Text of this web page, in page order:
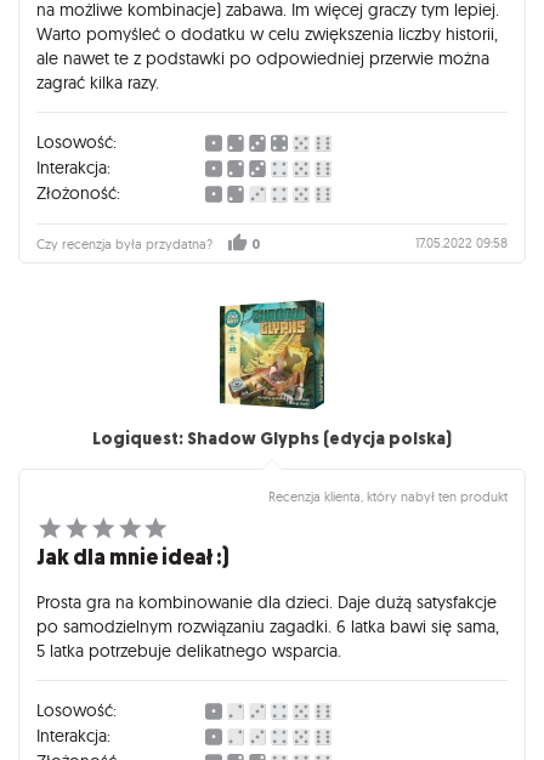
na możliwe kombinacje) zabawa. Im więcej graczy tym lepiej.
Warto pomyśleć o dodatku w celu zwiększenia liczby historii,
ale nawet te z podstawki po odpowiedniej przerwie można
zagrać kilka razy.
Losowość:
Interakcja:
Złożoność:
Czy recenzja była przydatna? 0 17.05.2022 09:58
Logiquest: Shadow Glyphs (edycja polska)
Recenzja klienta, który nabył ten produkt
Jak dla mnie ideał :)
Prosta gra na kombinowanie dla dzieci. Daje dużą satysfakcje
po samodzielnym rozwiązaniu zagadki. 6 latka bawi się sama,
5 latka potrzebuje delikatnego wsparcia.
Losowość:
Interakcja: